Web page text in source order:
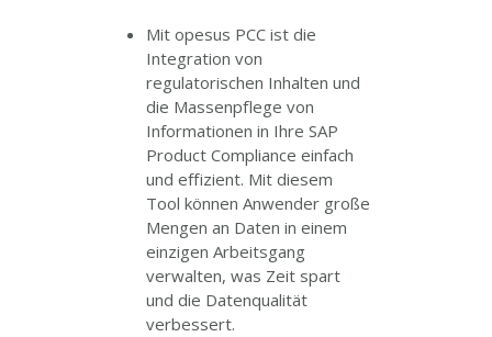
Mit opesus PCC ist die
Integration von
regulatorischen Inhalten und
die Massenpflege von
Informationen in Ihre SAP
Product Compliance einfach
und effizient. Mit diesem
Tool können Anwender große
Mengen an Daten in einem
einzigen Arbeitsgang
verwalten, was Zeit spart
und die Datenqualität
verbessert.